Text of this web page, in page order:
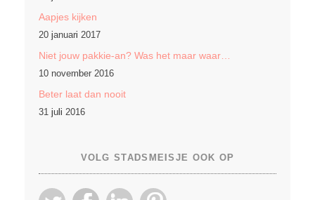
Aapjes kijken
20 januari 2017
Niet jouw pakkie-an? Was het maar waar…
10 november 2016
Beter laat dan nooit
31 juli 2016
VOLG STADSMEISJE OOK OP